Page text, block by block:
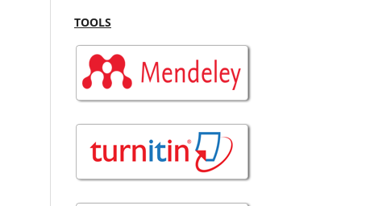
TOOLS